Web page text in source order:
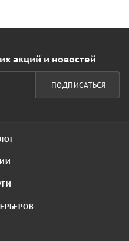
акций и новостей
ПОДПИСАТЬСЯ